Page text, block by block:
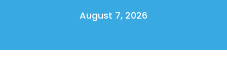
August 7, 2026